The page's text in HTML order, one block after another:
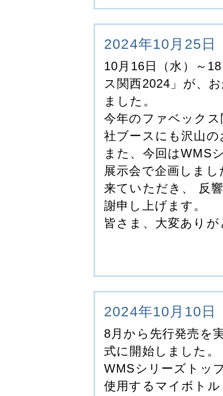
2024年10月25日
10月16日（水）～
ス関西2024」が、
ました。
今年のファベック
社ブースにも沢山
また、今回はWMS
展示会で企画しま
来ていただき、 反
謝申し上げます。
皆さま、大変あり
2024年10月10日
8月から先行発売を
式に開始しました。
WMSシリーズトッ
使用するマイボト